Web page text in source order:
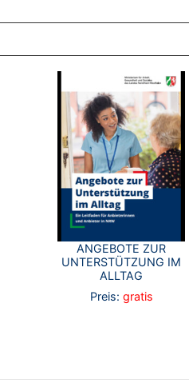
BROSCHÜREN
ANGEBOTE ZUR
UNTERSTÜTZUNG IM
ALLTAG
Preis: gratis